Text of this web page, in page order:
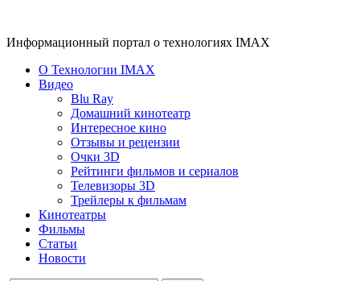
Информационный портал о технологиях IMAX
О Технологии IMAX
Видео
Blu Ray
Домашний кинотеатр
Интересное кино
Отзывы и рецензии
Очки 3D
Рейтинги фильмов и сериалов
Телевизоры 3D
Трейлеры к фильмам
Кинотеатры
Фильмы
Статьи
Новости